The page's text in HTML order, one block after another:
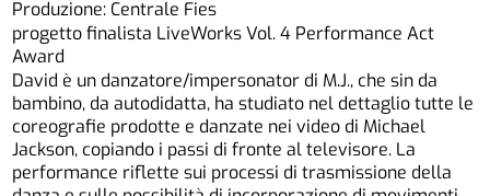
Produzione: Centrale Fies
progetto finalista LiveWorks Vol. 4 Performance Act
Award
David è un danzatore/impersonator di M.J., che sin da
bambino, da autodidatta, ha studiato nel dettaglio tutte le
coreografie prodotte e danzate nei video di Michael
Jackson, copiando i passi di fronte al televisore. La
performance riflette sui processi di trasmissione della